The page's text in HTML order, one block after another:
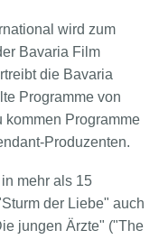
wird zum
Bavaria Film
die Bavaria
Programme von
kommen Programme
Produzenten.
mehr als 15
der Liebe" auch
jungen Ärzte" ("The